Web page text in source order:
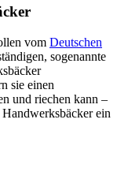
vom Deutschen
sogenannte
sie einen
und riechen kann –
ein